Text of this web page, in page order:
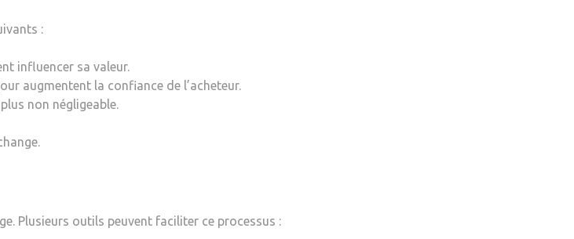
:
influencer sa valeur.
augmentent la confiance de l’acheteur.
non négligeable.
Plusieurs outils peuvent faciliter ce processus :